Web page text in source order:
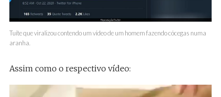
Tuíte que viralizou contendo um vídeo de um homem fazendo cócegas numa
aranha.
Assim como o respectivo vídeo: